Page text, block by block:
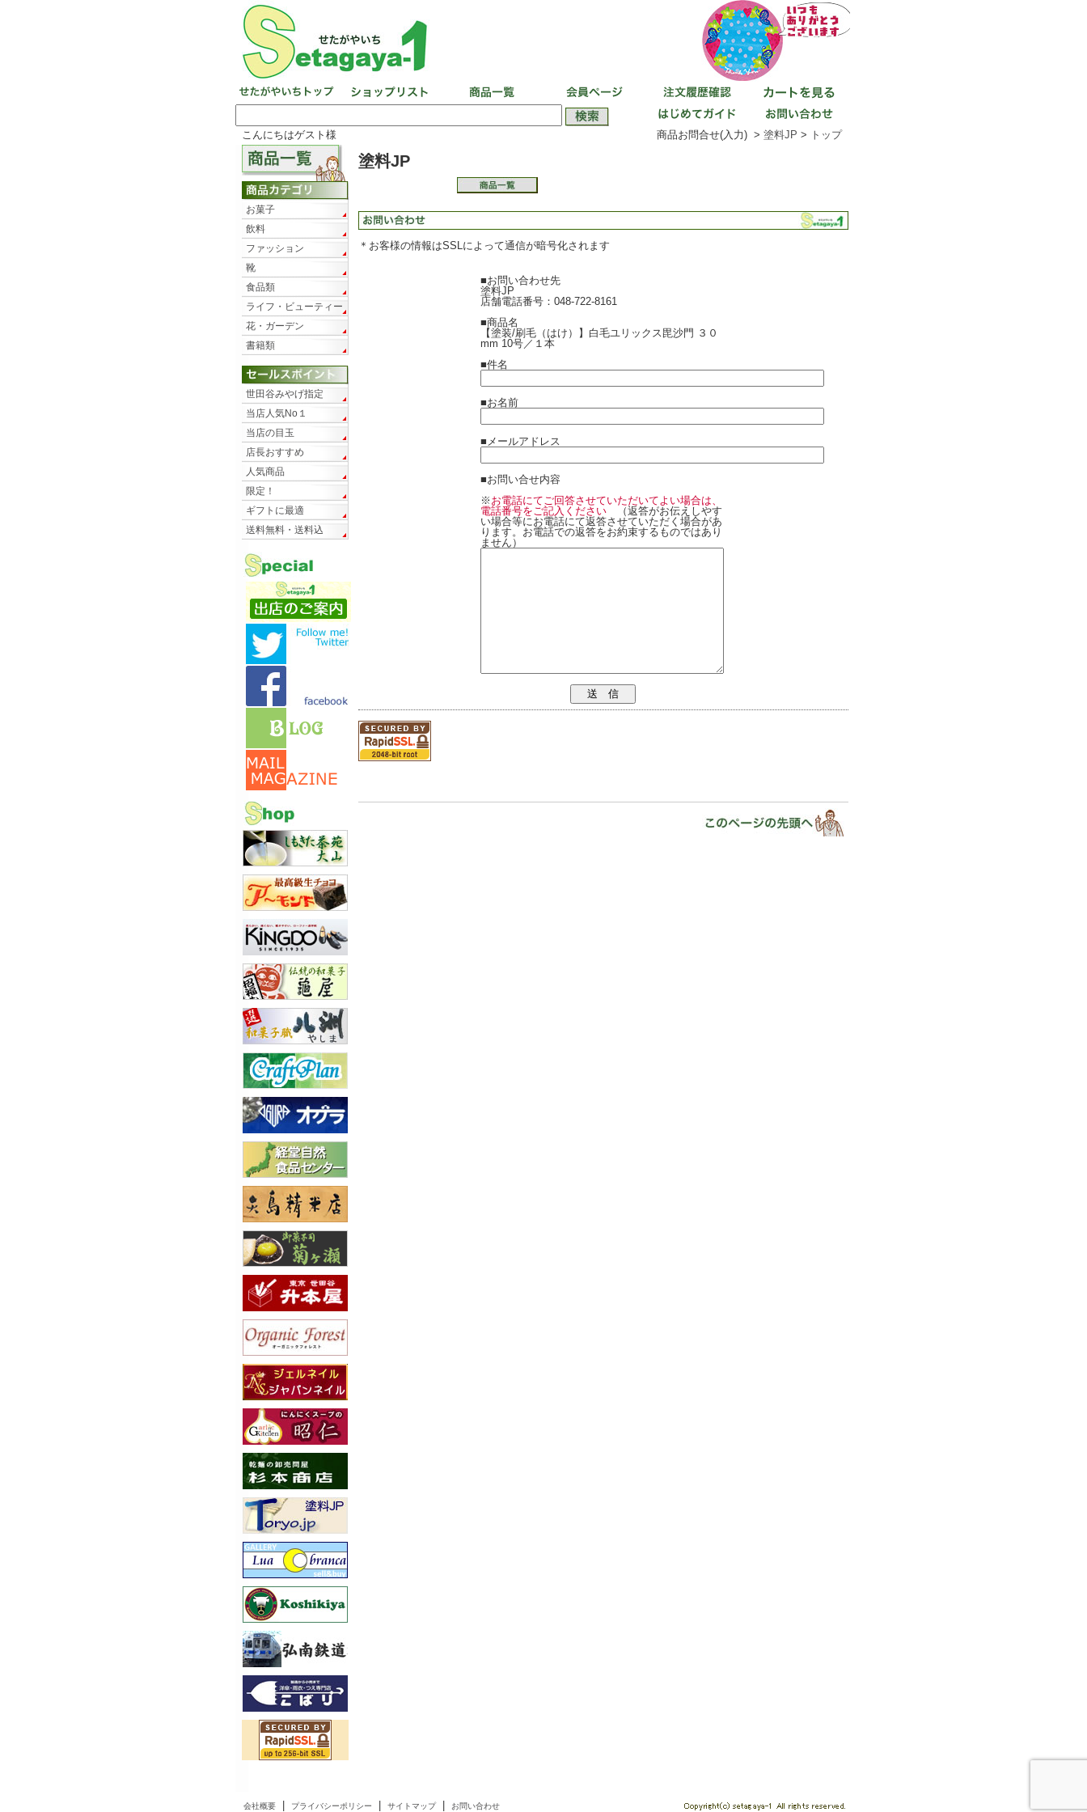
こんにちはゲスト様 商品お問合せ(入力) > 塗料JP > トップ
塗料JP
＊お客様の情報はSSLによって通信が暗号化されます
■お問い合わせ先
塗料JP
店舗電話番号：048-722-8161
■商品名
【塗装/刷毛（はけ）】白毛ユリックス毘沙門 ３０
mm 10号／１本
■件名
■お名前
■メールアドレス
■お問い合せ内容
※ お電話にてご回答させていただいてよい場合は、
電話番号をご記入ください （返答がお伝えしやす
い場合等にお電話にて返答させていただく場合があ
ります。お電話での返答をお約束するものではあり
ません）
送 信
お菓子
飲料
ファッション
靴
食品類
ライフ・ビューティー
花・ガーデン
書籍類
世田谷みやげ指定
当店人気No１
当店の目玉
店長おすすめ
人気商品
限定！
ギフトに最適
送料無料・送料込
会社概要| プライバシーポリシー サイトマップ| お問い合わせ